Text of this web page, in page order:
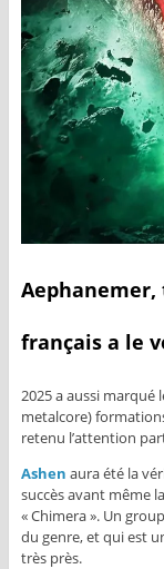
français a le
2025 a aussi
metalcore)
retenu l’attention
Ashen aura été la
succès avant même
« Chimera ». Un
du genre, et qui est
très près.